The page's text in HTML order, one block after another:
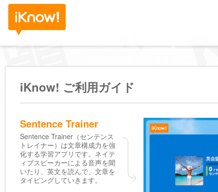
iKnow! ご利用ガイド
Sentence Trainer
Sentence Trainer（センテンス
トレイナー）は文章構成力を強
化する学習アプリです。ネイテ
ィブスピーカーによる音声を聞
いたり、英文を読んで、文章を
タイピングしていきます。